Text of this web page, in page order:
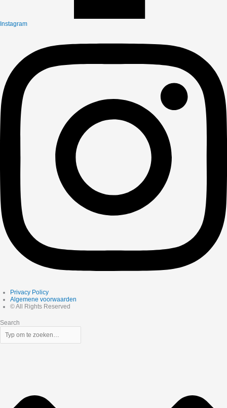
Instagram
Privacy Policy
Algemene voorwaarden
© All Rights Reserved
Search